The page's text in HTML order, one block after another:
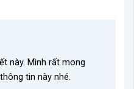
này. Mình rất mong
tin này nhé.